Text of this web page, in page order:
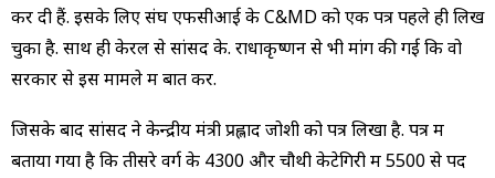
कर दी हैं. इसके लिए संघ एफसीआई के C&MD को एक पत्र पहले ही लिख
चुका है. साथ ही केरल से सांसद के. राधाकृष्णन से भी मांग की गई कि वो
सरकार से इस मामले में बात करें.
जिसके बाद सांसद ने केन्द्रीय मंत्री प्रह्लाद जोशी को पत्र लिखा है. पत्र में
बताया गया है कि तीसरे वर्ग के 4300 और चौथी केटेगिरी में 5500 से पद